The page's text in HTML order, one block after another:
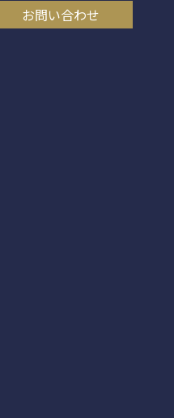
お問い合わせ